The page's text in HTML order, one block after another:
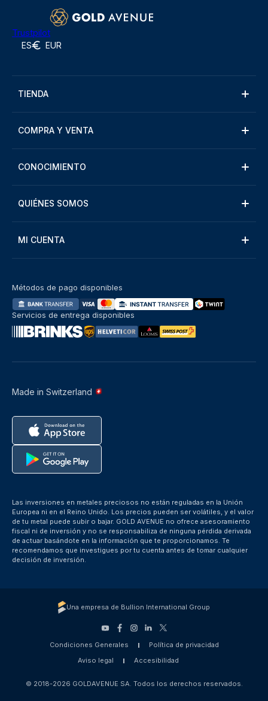
Trustpilot
ES EUR
TIENDA
COMPRA Y VENTA
CONOCIMIENTO
QUIÉNES SOMOS
MI CUENTA
Made in Switzerland
Métodos de pago disponibles
Servicios de entrega disponibles
Las inversiones en metales preciosos no están reguladas en la Unión
Europea ni en el Reino Unido. Los precios pueden ser volátiles, y el valor
de tu metal puede subir o bajar. GOLD AVENUE no ofrece asesoramiento
fiscal ni de inversión y no se responsabiliza de ninguna pérdida derivada
de actuar basándote en la información que te proporcionamos. Te
recomendamos que investigues por tu cuenta antes de tomar cualquier
decisión de inversión.
Una empresa de Bullion International Group
Condiciones Generales
Política de privacidad
Aviso legal
Accesibilidad
© 2018-2026 GOLDAVENUE SA. Todos los derechos reservados.